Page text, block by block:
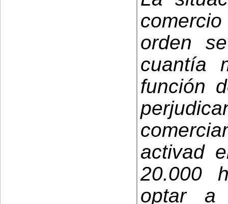
orden
cuantía
función
activad
20.000
optar a